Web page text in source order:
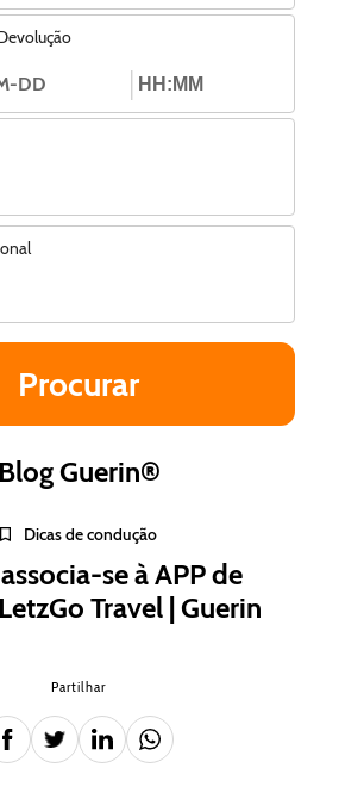
Blog Guerin®
Dicas de condução
se à APP de
Travel | Guerin
Partilhar